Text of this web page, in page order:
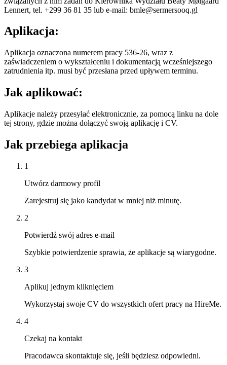
Lennert, tel. +299 36 81 35 lub e-mail: bmle@sermersooq.gl
Aplikacja:
Aplikacja oznaczona numerem pracy 536-26, wraz z
zaświadczeniem o wykształceniu i dokumentacją wcześniejszego
zatrudnienia itp. musi być przesłana przed upływem terminu.
Jak aplikować:
Aplikacje należy przesyłać elektronicznie, za pomocą linku na dole
tej strony, gdzie można dołączyć swoją aplikację i CV.
Jak przebiega aplikacja
1
Utwórz darmowy profil
Zarejestruj się jako kandydat w mniej niż minutę.
2
Potwierdź swój adres e-mail
Szybkie potwierdzenie sprawia, że aplikacje są wiarygodne.
3
Aplikuj jednym kliknięciem
Wykorzystaj swoje CV do wszystkich ofert pracy na HireMe.
4
Czekaj na kontakt
Pracodawca skontaktuje się, jeśli będziesz odpowiedni.